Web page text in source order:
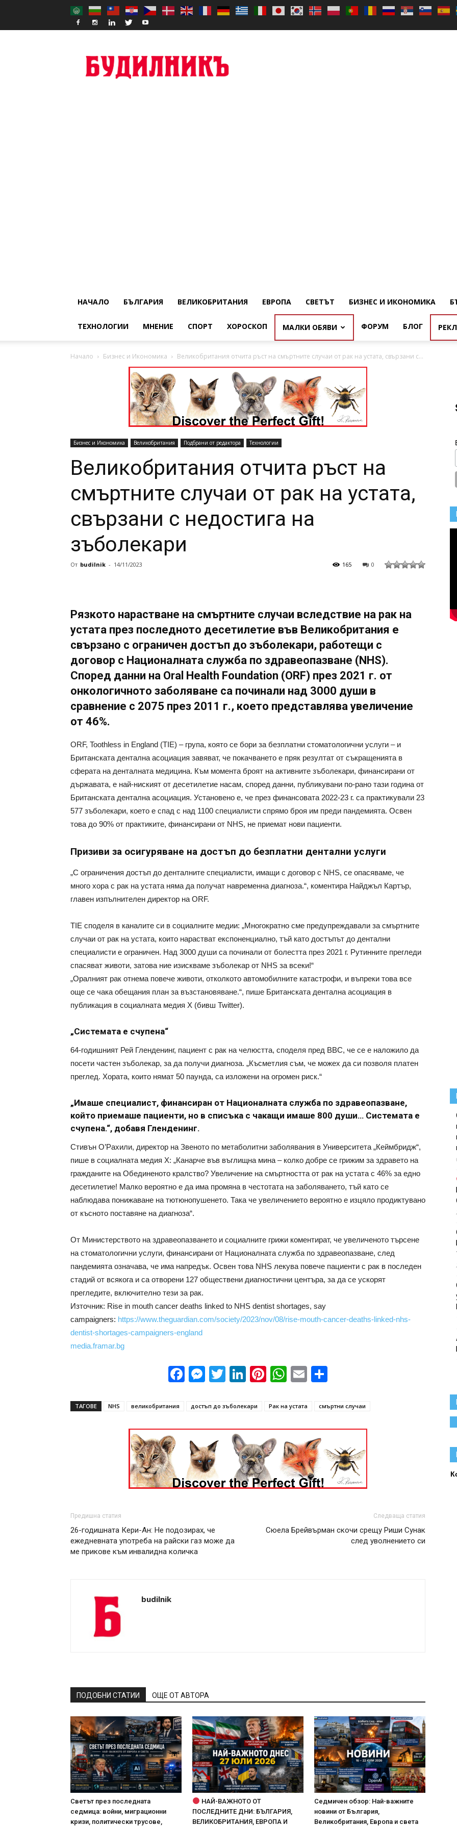
НАЧАЛО БЪЛГАРИЯ ВЕЛИКОБРИТАНИЯ ЕВРОПА СВЕТЪТ БИЗНЕС И ИКОНОМИКА
ТЕХНОЛОГИИ МНЕНИЕ СПОРТ ХОРОСКОП МАЛКИ ОБЯВИ ФОРУМ БЛОГ
Начало Бизнес и Икономика Великобритания отчита ръст на смъртните случаи от рак на устата, свързани с...
Бизнес и Икономика Великобритания Подбрани от редактора Технологии
Великобритания отчита ръст на
смъртните случаи от рак на устата,
свързани с недостига на
зъболекари
От budilnik - 14/11/2023 0
165
Рязкото нарастване на смъртните случаи вследствие на рак на
устата през последното десетилетие във Великобритания е
свързано с ограничен достъп до зъболекари, работещи с
договор с Националната служба по здравеопазване (NHS).
Според данни на Oral Health Foundation (ORF) през 2021 г. от
онкологичното заболяване са починали над 3000 души в
сравнение с 2075 през 2011 г., което представлява увеличение
от 46%.
ORF, Toothless in England (TIE) – група, която се бори за безплатни стоматологични услуги – и
Британската дентална асоциация завяват, че покачването е пряк резултат от съкращенията в
сферата на денталната медицина. Към момента броят на активните зъболекари, финансирани от
държавата, е най-ниският от десетилетие насам, според данни, публикувани по-рано тази година от
Британската дентална асоциация. Установено е, че през финансовата 2022-23 г. са практикували 23
577 зъболекари, което е спад с над 1100 специалисти спрямо броя им преди пандемията. Освен
това до 90% от практиките, финансирани от NHS, не приемат нови пациенти.
Призиви за осигуряване на достъп до безплатни дентални услуги
„С ограничения достъп до денталните специалисти, имащи с договор с NHS, се опасяваме, че
много хора с рак на устата няма да получат навременна диагноза.“, коментира Найджъл Картър,
главен изпълнителен директор на ORF.
TIE споделя в каналите си в социалните медии: „Многократно сме предупреждавали за смъртните
случаи от рак на устата, които нарастват експоненциално, тъй като достъпът до дентални
специалисти е ограничен. Над 3000 души са починали от болестта през 2021 г. Рутинните прегледи
спасяват животи, затова ние изискваме зъболекар от NHS за всеки!“
„Оралният рак отнема повече животи, отколкото автомобилните катастрофи, и въпреки това все
още се чака обещания план за възстановяване.“, пише Британската дентална асоциация в
публикация в социалната медия Х (бивш Twitter).
„Системата е счупена“
64-годишният Рей Гленденинг, пациент с рак на челюстта, споделя пред BBC, че се е наложило да
посети частен зъболекар, за да получи диагноза. „Късметлия съм, че можех да си позволя платен
преглед. Хората, които нямат 50 паунда, са изложени на огромен риск.“
„Имаше специалист, финансиран от Националната служба по здравеопазване,
който приемаше пациенти, но в списъка с чакащи имаше 800 души… Системата е
счупена.“, добавя Гленденинг.
Стивън О’Рахили, директор на Звеното по метаболитни заболявания в Университета „Кеймбридж“,
пише в социалната медия Х: „Канарче във въглищна мина – колко добре се грижим за здравето на
гражданите на Обединеното кралство? Увеличение на смъртността от рак на устата с 46% за едно
десетилетие! Малко вероятно е да има промяна в честотата на заболяването, тъй като се
наблюдава понижаване на тютюнопушенето. Така че увеличението вероятно е изцяло продиктувано
от късното поставяне на диагноза“.
От Министерството на здравеопазването и социалните грижи коментират, че увеличеното търсене
на стоматологични услуги, финансирани от Националната служба по здравеопазване, след
пандемията означава, че има напредък. Освен това NHS лекува повече пациенти с рак в последен
стадий от всякога и са отворени 127 обществени диагностични центъра, за да се ускорят
прегледите, включително тези за рак.
Източник: Rise in mouth cancer deaths linked to NHS dentist shortages, say
campaigners: https://www.theguardian.com/society/2023/nov/08/rise-mouth-cancer-deaths-linked-nhs-
dentist-shortages-campaigners-england
media.framar.bg
Facebook
Messenger
Twitter
LinkedIn
Pinterest
WhatsApp
Email
ТАГОВЕ NHS великобритания достъп до зъболекари Рак на устата смъртни случаи
Предишна статия
26-годишната Кери-Ан: Не подозирах, че
ежедневната употреба на райски газ може да
ме прикове към инвалидна количка
Следваща статия
Сюела Брейвърман скочи срещу Риши Сунак
след уволнението си
budilnik
ПОДОБНИ СТАТИИ ОЩЕ ОТ АВТОРА
Светът през последната
седмица: войни, миграционни
кризи, политически трусове,
НАЙ-ВАЖНОТО ОТ
ПОСЛЕДНИТЕ ДНИ: БЪЛГАРИЯ,
ВЕЛИКОБРИТАНИЯ, ЕВРОПА И
Седмичен обзор: Най-важните
новини от България,
Великобритания, Европа и света